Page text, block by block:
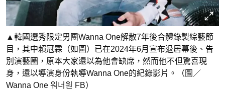
▲韓國選秀限定男團Wanna One解散7年後合體錄製綜藝節
目，其中賴冠霖（如圖）已在2024年6月宣布退居幕後、告
別演藝圈，原本大家還以為他會缺席，然而他不但驚喜現
身，還以導演身份執導Wanna One的紀錄影片。（圖／
Wanna One 워너원 FB）